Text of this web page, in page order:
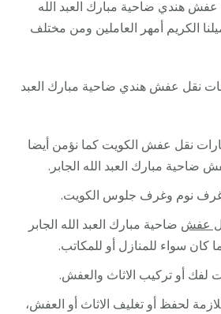
هندي ضاحية مبارك العبد الله
الكريم أمهر العاملين ومن مختلف
نقل عفش هندي ضاحية مبارك العبد
نقل عفش الكويت كما نؤمن أيضا
مبارك العبد الله الجابر.
نوم وغرف جلوس الكويت.
عفش ضاحية مبارك العبد الله الجابر
كان سواء للمنازل أو للمكاتب.
لفك أو تركيب الاثاث والعفش.
لحفظ أو تغليف الاثاث أو العفش،